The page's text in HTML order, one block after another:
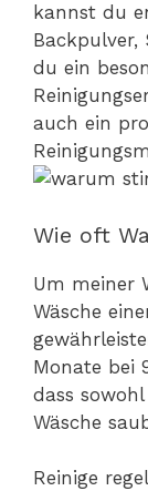
kannst du
Backpulver,
du ein
auch ein
Wie oft
Um meiner
Wäsche
Monate bei
dass
Wäsche
Reinige